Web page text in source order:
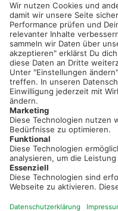
Neue Features,
Kostenlos